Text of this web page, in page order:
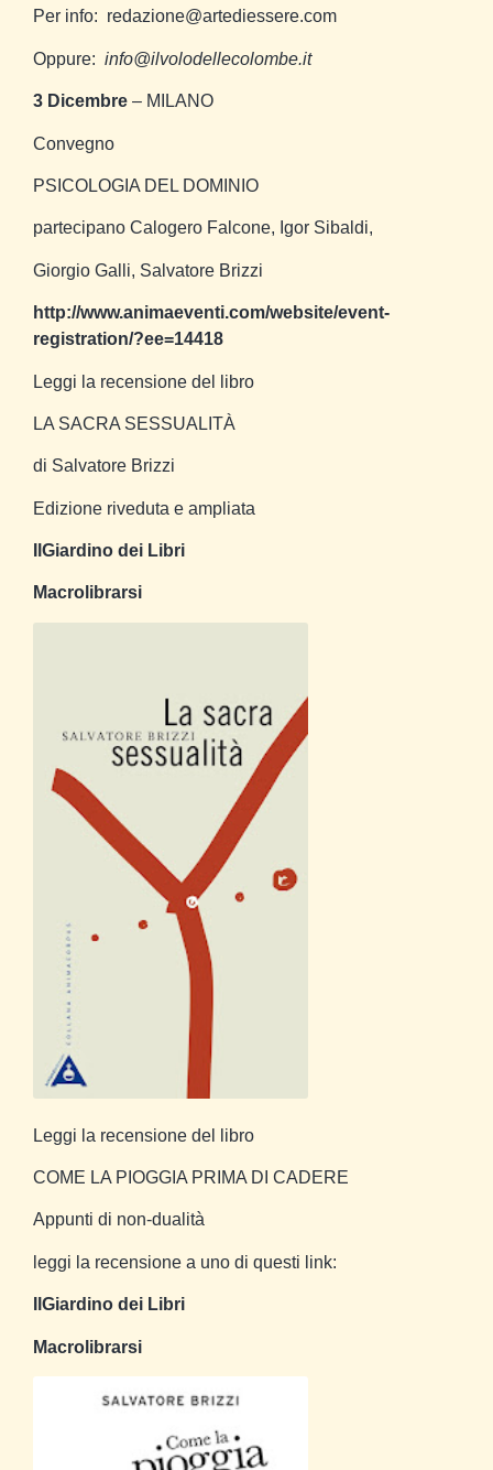
Per info: redazione@artediessere.com
Oppure: info@ilvolodellecolombe.it
3 Dicembre – MILANO
Convegno
PSICOLOGIA DEL DOMINIO
partecipano Calogero Falcone, Igor Sibaldi,
Giorgio Galli, Salvatore Brizzi
http://www.animaeventi.com/website/event-
registration/?ee=14418
Leggi la recensione del libro
LA SACRA SESSUALITÀ
di Salvatore Brizzi
Edizione riveduta e ampliata
IlGiardino dei Libri
Macrolibrarsi
Leggi la recensione del libro
COME LA PIOGGIA PRIMA DI CADERE
Appunti di non-dualità
leggi la recensione a uno di questi link:
IlGiardino dei Libri
Macrolibrarsi